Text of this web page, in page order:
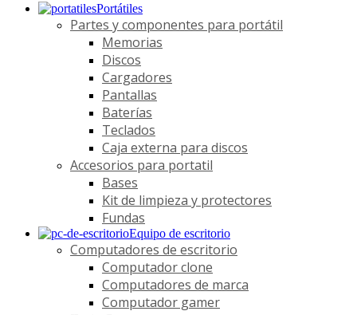
Portátiles
Partes y componentes para portátil
Memorias
Discos
Cargadores
Pantallas
Baterías
Teclados
Caja externa para discos
Accesorios para portatil
Bases
Kit de limpieza y protectores
Fundas
Equipo de escritorio
Computadores de escritorio
Computador clone
Computadores de marca
Computador gamer